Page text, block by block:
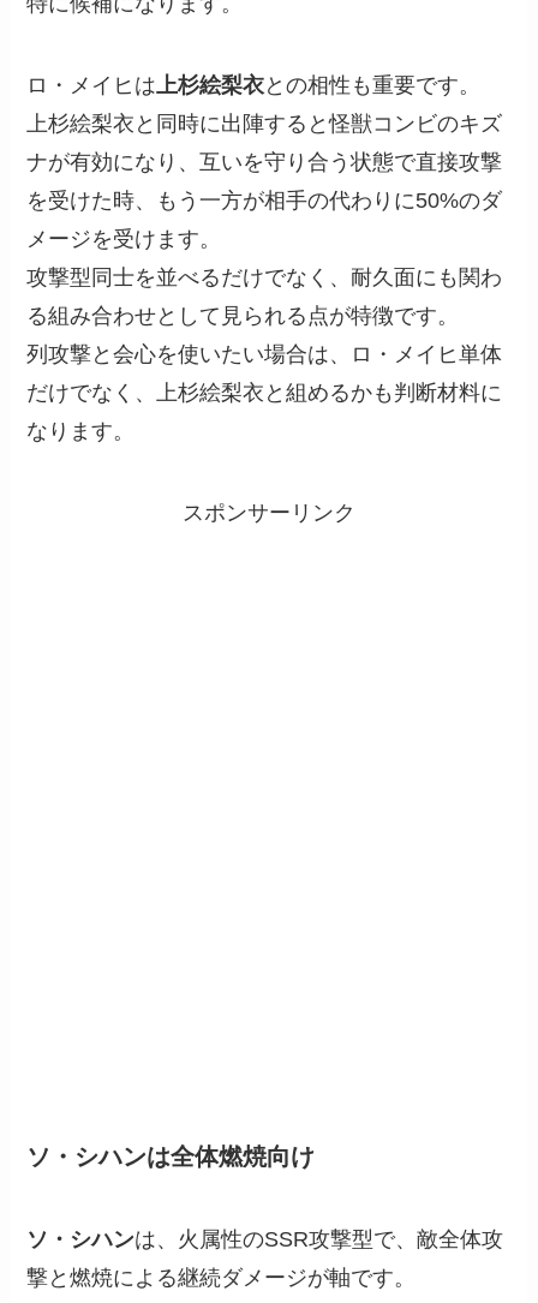
ロ・メイヒは上杉絵梨衣との相性も重要です。
上杉絵梨衣と同時に出陣すると怪獣コンビのキズ
ナが有効になり、互いを守り合う状態で直接攻撃
を受けた時、もう一方が相手の代わりに50%のダ
メージを受けます。
攻撃型同士を並べるだけでなく、耐久面にも関わ
る組み合わせとして見られる点が特徴です。
列攻撃と会心を使いたい場合は、ロ・メイヒ単体
だけでなく、上杉絵梨衣と組めるかも判断材料に
なります。
スポンサーリンク
ソ・シハンは全体燃焼向け
ソ・シハンは、火属性のSSR攻撃型で、敵全体攻
撃と燃焼による継続ダメージが軸です。